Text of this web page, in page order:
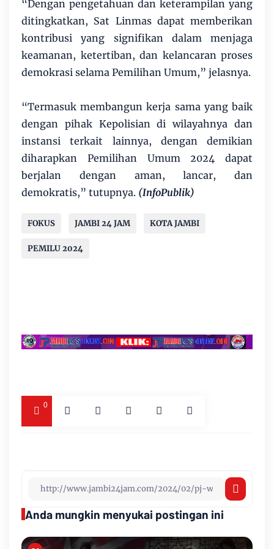
“Dengan pengetahuan dan keterampilan yang
ditingkatkan, Sat Linmas dapat memberikan
kontribusi yang signifikan dalam menjaga
keamanan, ketertiban, dan kelancaran proses
demokrasi selama Pemilihan Umum,” jelasnya.
“Termasuk membangun kerja sama yang baik
dengan pihak Kepolisian di wilayahnya dan
instansi terkait lainnya, dengan demikian
diharapkan Pemilihan Umum 2024 dapat
berjalan dengan aman, lancar, dan
demokratis,” tutupnya. (InfoPublik)
FOKUS JAMBI 24 JAM KOTA JAMBI
PEMILU 2024
0
Anda mungkin menyukai postingan ini